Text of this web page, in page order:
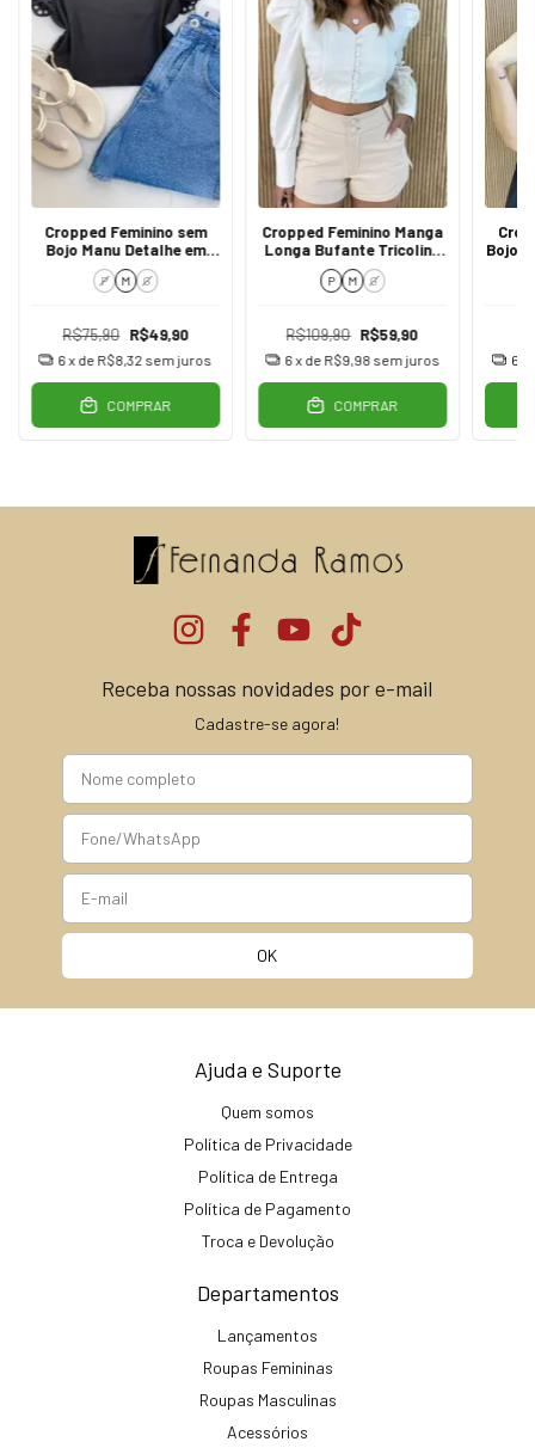
Cropped Feminino sem
Bojo Manu Detalhe em
Laise Preto
P M G
R$75,90 R$49,90
6x de R$8,32 sem juros
COMPRAR
Cropped Feminino Manga
Longa Bufante Tricoline
Cru
P M G
R$109,90 R$59,90
6x de R$9,98 sem juros
COMPRAR
Bojo
6
Receba nossas novidades por e-mail
Cadastre-se agora!
Ajuda e Suporte
Quem somos
Política de Privacidade
Política de Entrega
Política de Pagamento
Troca e Devolução
Departamentos
Lançamentos
Roupas Femininas
Roupas Masculinas
Acessórios